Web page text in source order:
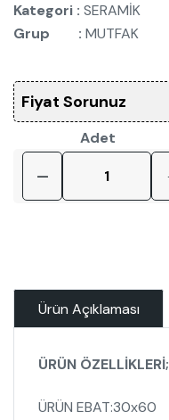
Kategori : SERAMİK
Grup : MUTFAK
Fiyat Sorunuz
Adet
Ürün Açıklaması
ÜRÜN ÖZELLİKLERİ;
ÜRÜN EBAT:30x60